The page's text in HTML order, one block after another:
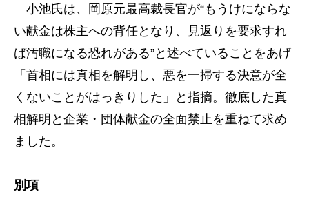
小池氏は、岡原元最高裁長官が“もうけにならな
い献金は株主への背任となり、見返りを要求すれ
ば汚職になる恐れがある”と述べていることをあげ
「首相には真相を解明し、悪を一掃する決意が全
くないことがはっきりした」と指摘。徹底した真
相解明と企業・団体献金の全面禁止を重ねて求め
ました。
別項